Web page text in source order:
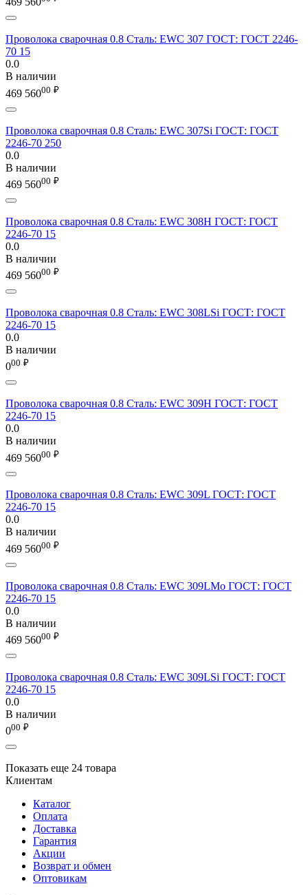
Проволока сварочная 0.8 Сталь: EWC 307 ГОСТ: ГОСТ 2246-
70 15
0.0
В наличии
469 56000 ₽
Проволока сварочная 0.8 Сталь: EWC 307Si ГОСТ: ГОСТ
2246-70 250
0.0
В наличии
469 56000 ₽
Проволока сварочная 0.8 Сталь: EWC 308H ГОСТ: ГОСТ
2246-70 15
0.0
В наличии
469 56000 ₽
Проволока сварочная 0.8 Сталь: EWC 308LSi ГОСТ: ГОСТ
2246-70 15
0.0
В наличии
000 ₽
Проволока сварочная 0.8 Сталь: EWC 309H ГОСТ: ГОСТ
2246-70 15
0.0
В наличии
469 56000 ₽
Проволока сварочная 0.8 Сталь: EWC 309L ГОСТ: ГОСТ
2246-70 15
0.0
В наличии
469 56000 ₽
Проволока сварочная 0.8 Сталь: EWC 309LMo ГОСТ: ГОСТ
2246-70 15
0.0
В наличии
469 56000 ₽
Проволока сварочная 0.8 Сталь: EWC 309LSi ГОСТ: ГОСТ
2246-70 15
0.0
В наличии
000 ₽
Показать еще 24 товара
Клиентам
Каталог
Оплата
Доставка
Гарантия
Акции
Возврат и обмен
Оптовикам